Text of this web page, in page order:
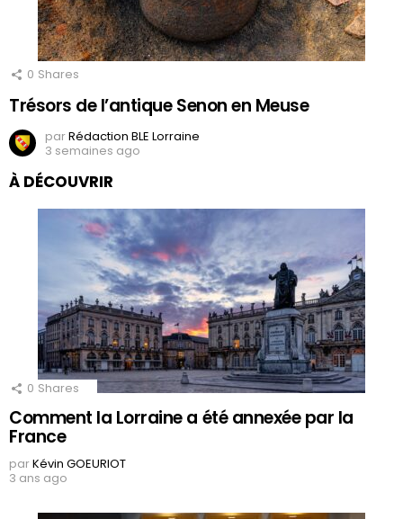
0 Shares
Trésors de l’antique Senon en Meuse
parRédaction BLE Lorraine
3 semaines ago
À DÉCOUVRIR
0 Shares
Comment la Lorraine a été annexée par la
France
parKévin GOEURIOT
3 ans ago